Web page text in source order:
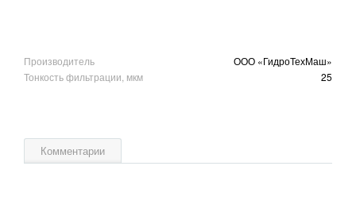
Производитель
ООО «ГидроТехМаш»
Тонкость фильтрации, мкм
25
Комментарии